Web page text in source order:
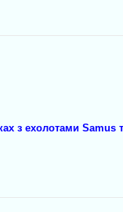
з ехолотами Samus